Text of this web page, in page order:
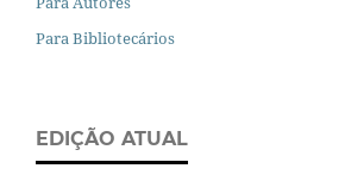
Para Bibliotecários
EDIÇÃO ATUAL